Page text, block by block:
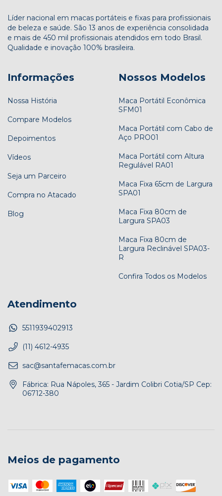
Líder nacional em macas portáteis e fixas para profissionais
de beleza e saúde. São 13 anos de experiência consolidada
e mais de 450 mil profissionais atendidos em todo Brasil.
Qualidade e inovação 100% brasileira.
Informações
Nossa História
Compare Modelos
Depoimentos
Vídeos
Seja um Parceiro
Compra no Atacado
Blog
Nossos Modelos
Maca Portátil Econômica
SFM01
Maca Portátil com Cabo de
Aço PRO01
Maca Portátil com Altura
Regulável RA01
Maca Fixa 65cm de Largura
SPA01
Maca Fixa 80cm de
Largura SPA03
Maca Fixa 80cm de
Largura Reclinável SPA03-
R
Confira Todos os Modelos
Atendimento
5511939402913
(11) 4612-4935
sac@santafemacas.com.br
Fábrica: Rua Nápoles, 365 - Jardim Colibri Cotia/SP Cep:
06712-380
Meios de pagamento